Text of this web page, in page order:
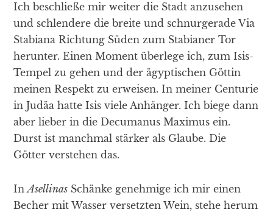
Ich beschließe mir weiter die Stadt anzusehen
und schlendere die breite und schnurgerade Via
Stabiana Richtung Süden zum Stabianer Tor
herunter. Einen Moment überlege ich, zum Isis-
Tempel zu gehen und der ägyptischen Göttin
meinen Respekt zu erweisen. In meiner Centurie
in Judäa hatte Isis viele Anhänger. Ich biege dann
aber lieber in die Decumanus Maximus ein.
Durst ist manchmal stärker als Glaube. Die
Götter verstehen das.
InAsellinas Schänke genehmige ich mir einen
Becher mit Wasser versetzten Wein, stehe herum